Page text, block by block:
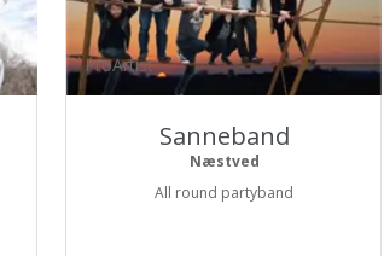
ProArtist
Sanneband
Næstved
All round partyband